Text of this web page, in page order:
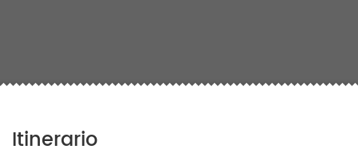
Itinerario